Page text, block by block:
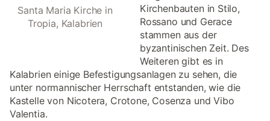
Santa Maria Kirche in
Tropia, Kalabrien
Kirchenbauten in Stilo,
Rossano und Gerace
stammen aus der
byzantinischen Zeit. Des
Weiteren gibt es in
Kalabrien einige Befestigungsanlagen zu sehen, die
unter normannischer Herrschaft entstanden, wie die
Kastelle von Nicotera, Crotone, Cosenza und Vibo
Valentia.